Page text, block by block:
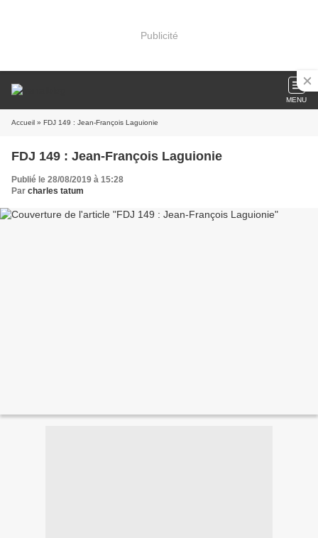
Publicité
MENU
Accueil » FDJ 149 : Jean-François Laguionie
FDJ 149 : Jean-François Laguionie
Publié le 28/08/2019 à 15:28
Par charles tatum